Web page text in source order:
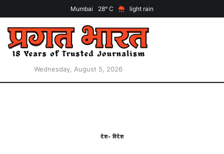
Mumbai 28 light rain
Wednesday, August 5, 2026
देश- विदेश